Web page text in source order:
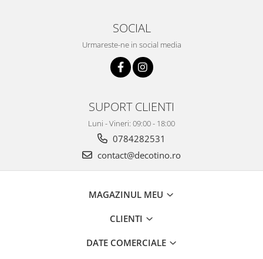
SOCIAL
Urmareste-ne in social media
SUPORT CLIENTI
Luni - Vineri: 09:00 - 18:00
0784282531
contact@decotino.ro
MAGAZINUL MEU
CLIENTI
DATE COMERCIALE